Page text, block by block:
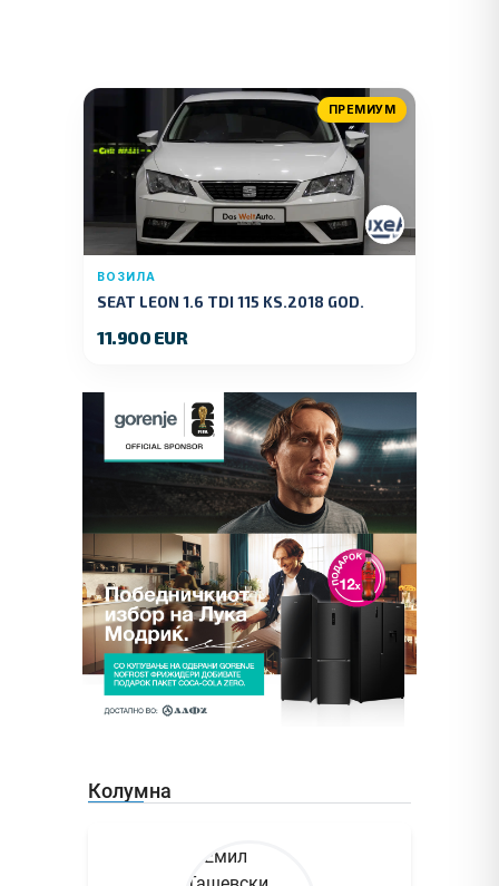
ПРЕМИУМ
ВОЗИЛА
SEAT LEON 1.6 TDI 115 KS.2018 GOD.
11.900 EUR
Колумна